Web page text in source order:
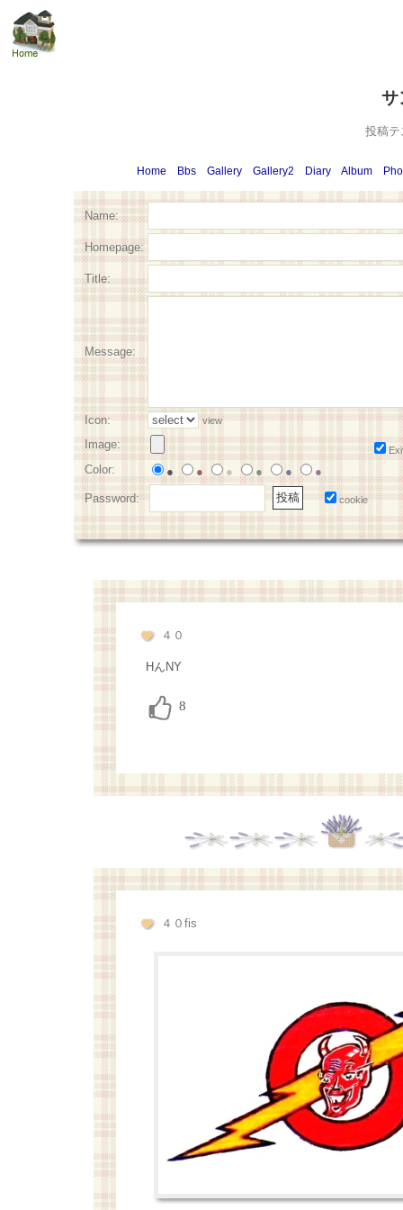
サ
投稿テ
Home Bbs Gallery Gallery2 Diary Album
Name:
Homepage:
Title:
Message:
Icon: view
Image:
Color: ● ● ● ● ●
●
Password:
cookie
４０
HんNY
４０fis